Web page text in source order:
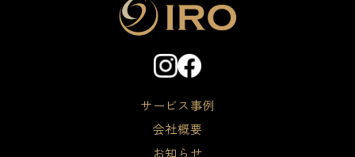
サービス事例
会社概要
お知らせ